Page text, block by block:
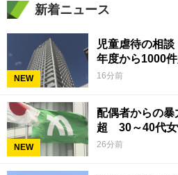
新着ニュース
NEW
児童虐待の相
年度から1000
16分前
NEW
配偶者からの
超 30～40代
26分前